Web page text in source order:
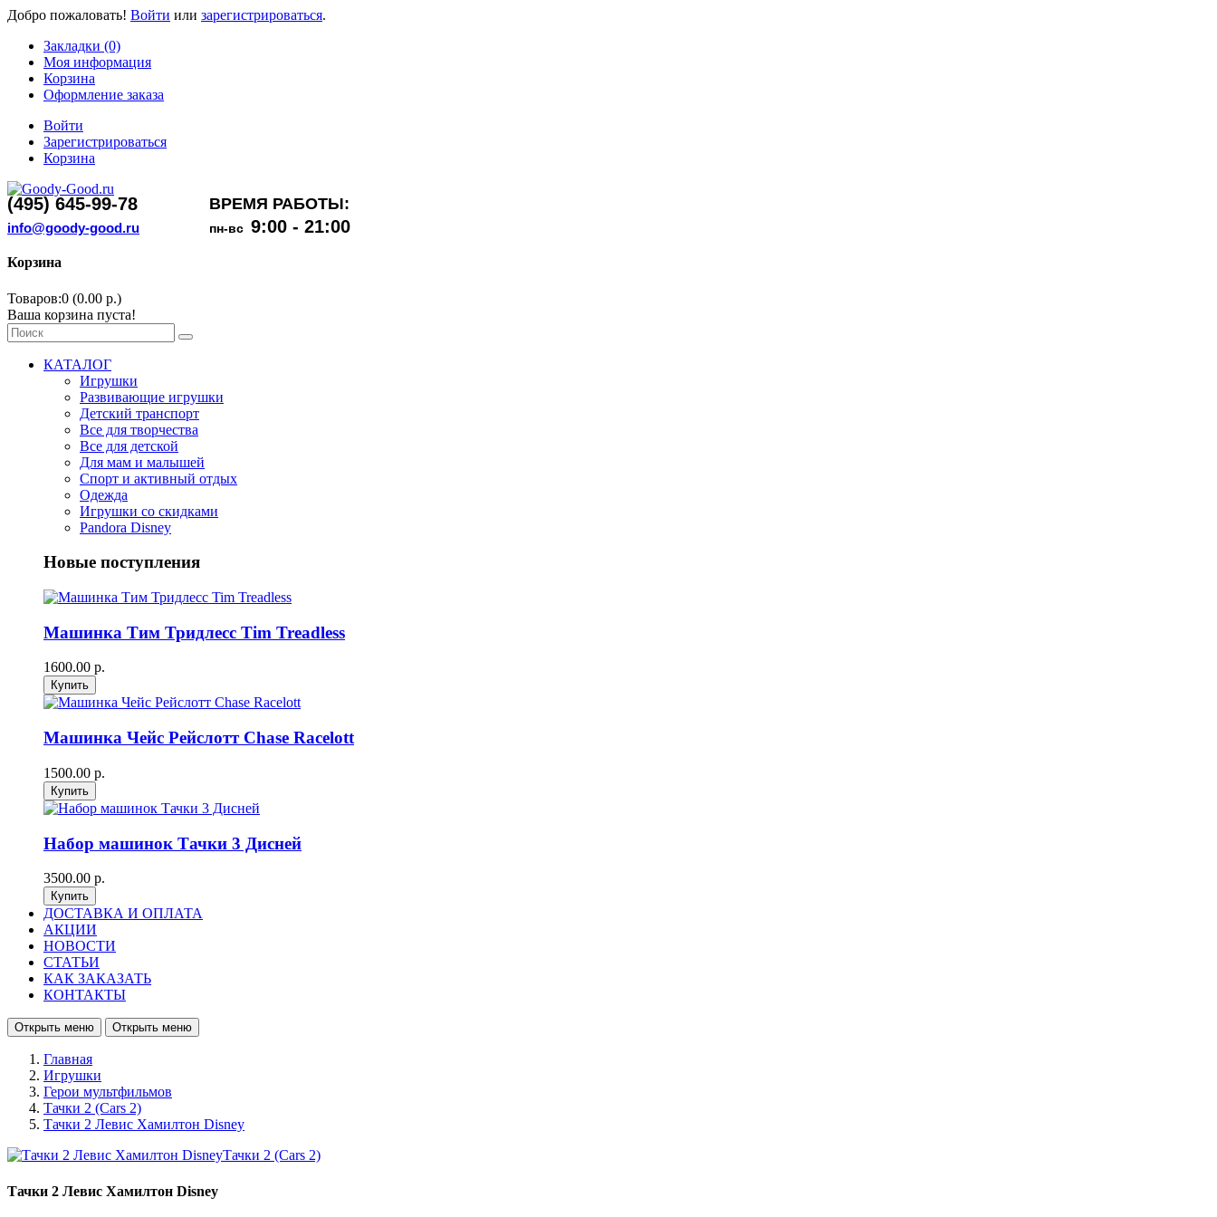
Добро пожаловать! Войти или зарегистрироваться.
Закладки (0)
Моя информация
Корзина
Оформление заказа
Войти
Зарегистрироваться
Корзина
(495) 645-99-78 ВРЕМЯ РАБОТЫ:
info@goody-good.ru пн-вс 9:00 - 21:00
Корзина
Товаров:0 (0.00 р.)
Ваша корзина пуста!
КАТАЛОГ
Игрушки
Развивающие игрушки
Детский транспорт
Все для творчества
Все для детской
Для мам и малышей
Спорт и активный отдых
Одежда
Игрушки со скидками
Pandora Disney
Новые поступления
Машинка Тим Тридлесс Tim Treadless
1600.00 р.
Машинка Чейс Рейслотт Chase Racelott
1500.00 р.
Набор машинок Тачки 3 Дисней
3500.00 р.
ДОСТАВКА И ОПЛАТА
АКЦИИ
НОВОСТИ
СТАТЬИ
КАК ЗАКАЗАТЬ
КОНТАКТЫ
Открыть меню Открыть меню
Главная
Игрушки
Герои мультфильмов
Тачки 2 (Cars 2)
Тачки 2 Левис Хамилтон Disney
Тачки 2 Левис Хамилтон Disney